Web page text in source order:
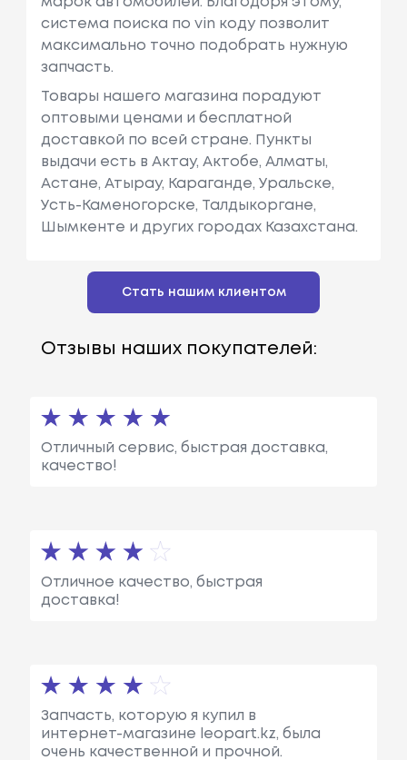
система поиска по vin коду позволит
максимально точно подобрать нужную
запчасть.
Товары нашего магазина порадуют
оптовыми ценами и бесплатной
доставкой по всей стране. Пункты
выдачи есть в Актау, Актобе, Алматы,
Астане, Атырау, Караганде, Уральске,
Усть-Каменогорске, Талдыкоргане,
Шымкенте и других городах Казахстана.
Стать нашим клиентом
Отзывы наших покупателей:
Отличный сервис, быстрая доставка,
качество!
Отличное качество, быстрая
доставка!
Запчасть, которую я купил в
интернет-магазине leopart.kz, была
очень качественной и прочной.